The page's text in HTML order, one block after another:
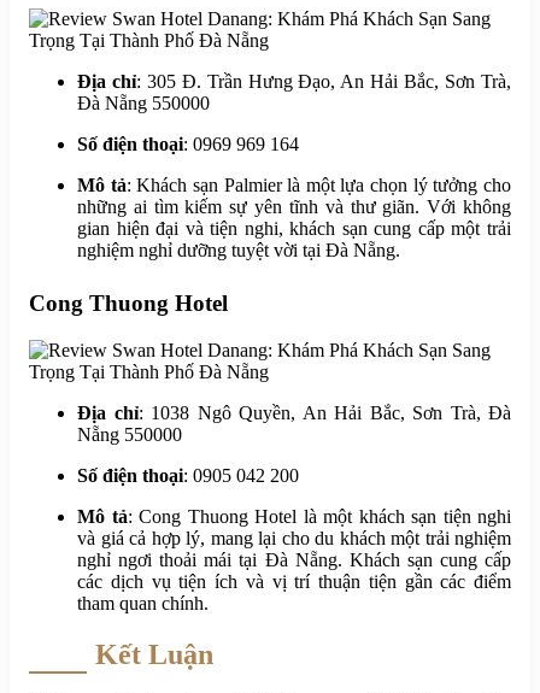
Địa chỉ: 305 Đ. Trần Hưng Đạo, An Hải Bắc, Sơn Trà,
Đà Nẵng 550000
Số điện thoại: 0969 969 164
Mô tả: Khách sạn Palmier là một lựa chọn lý tưởng cho
những ai tìm kiếm sự yên tĩnh và thư giãn. Với không
gian hiện đại và tiện nghi, khách sạn cung cấp một trải
nghiệm nghỉ dưỡng tuyệt vời tại Đà Nẵng.
Cong Thuong Hotel
Địa chỉ: 1038 Ngô Quyền, An Hải Bắc, Sơn Trà, Đà
Nẵng 550000
Số điện thoại: 0905 042 200
Mô tả: Cong Thuong Hotel là một khách sạn tiện nghi
và giá cả hợp lý, mang lại cho du khách một trải nghiệm
nghỉ ngơi thoải mái tại Đà Nẵng. Khách sạn cung cấp
các dịch vụ tiện ích và vị trí thuận tiện gần các điểm
tham quan chính.
Kết Luận